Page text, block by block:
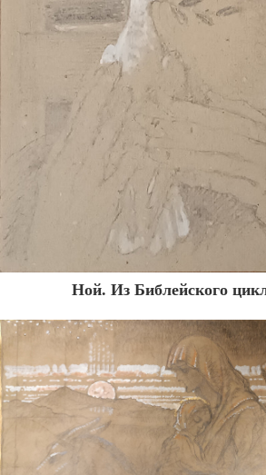
Ной. Из Библейского